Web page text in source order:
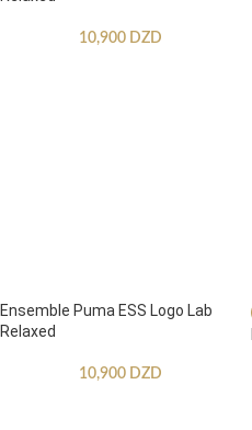
10,900 DZD
Ensemble Puma ESS Logo Lab
Relaxed
10,900 DZD